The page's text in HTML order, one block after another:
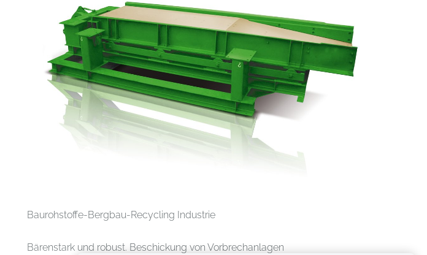
Baurohstoffe-Bergbau-Recycling Industrie
Bärenstark und robust. Beschickung von Vorbrechanlagen